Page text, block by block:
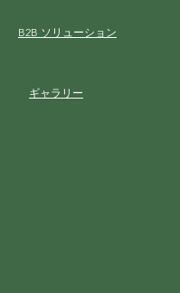
B2B ソリューション
ギャラリー